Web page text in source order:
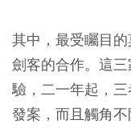
其中，最受矚目
劍客的合作。這
驗，二一年起，
發案，而且觸角